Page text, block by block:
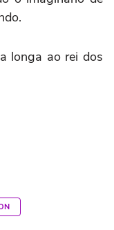
longa ao rei dos